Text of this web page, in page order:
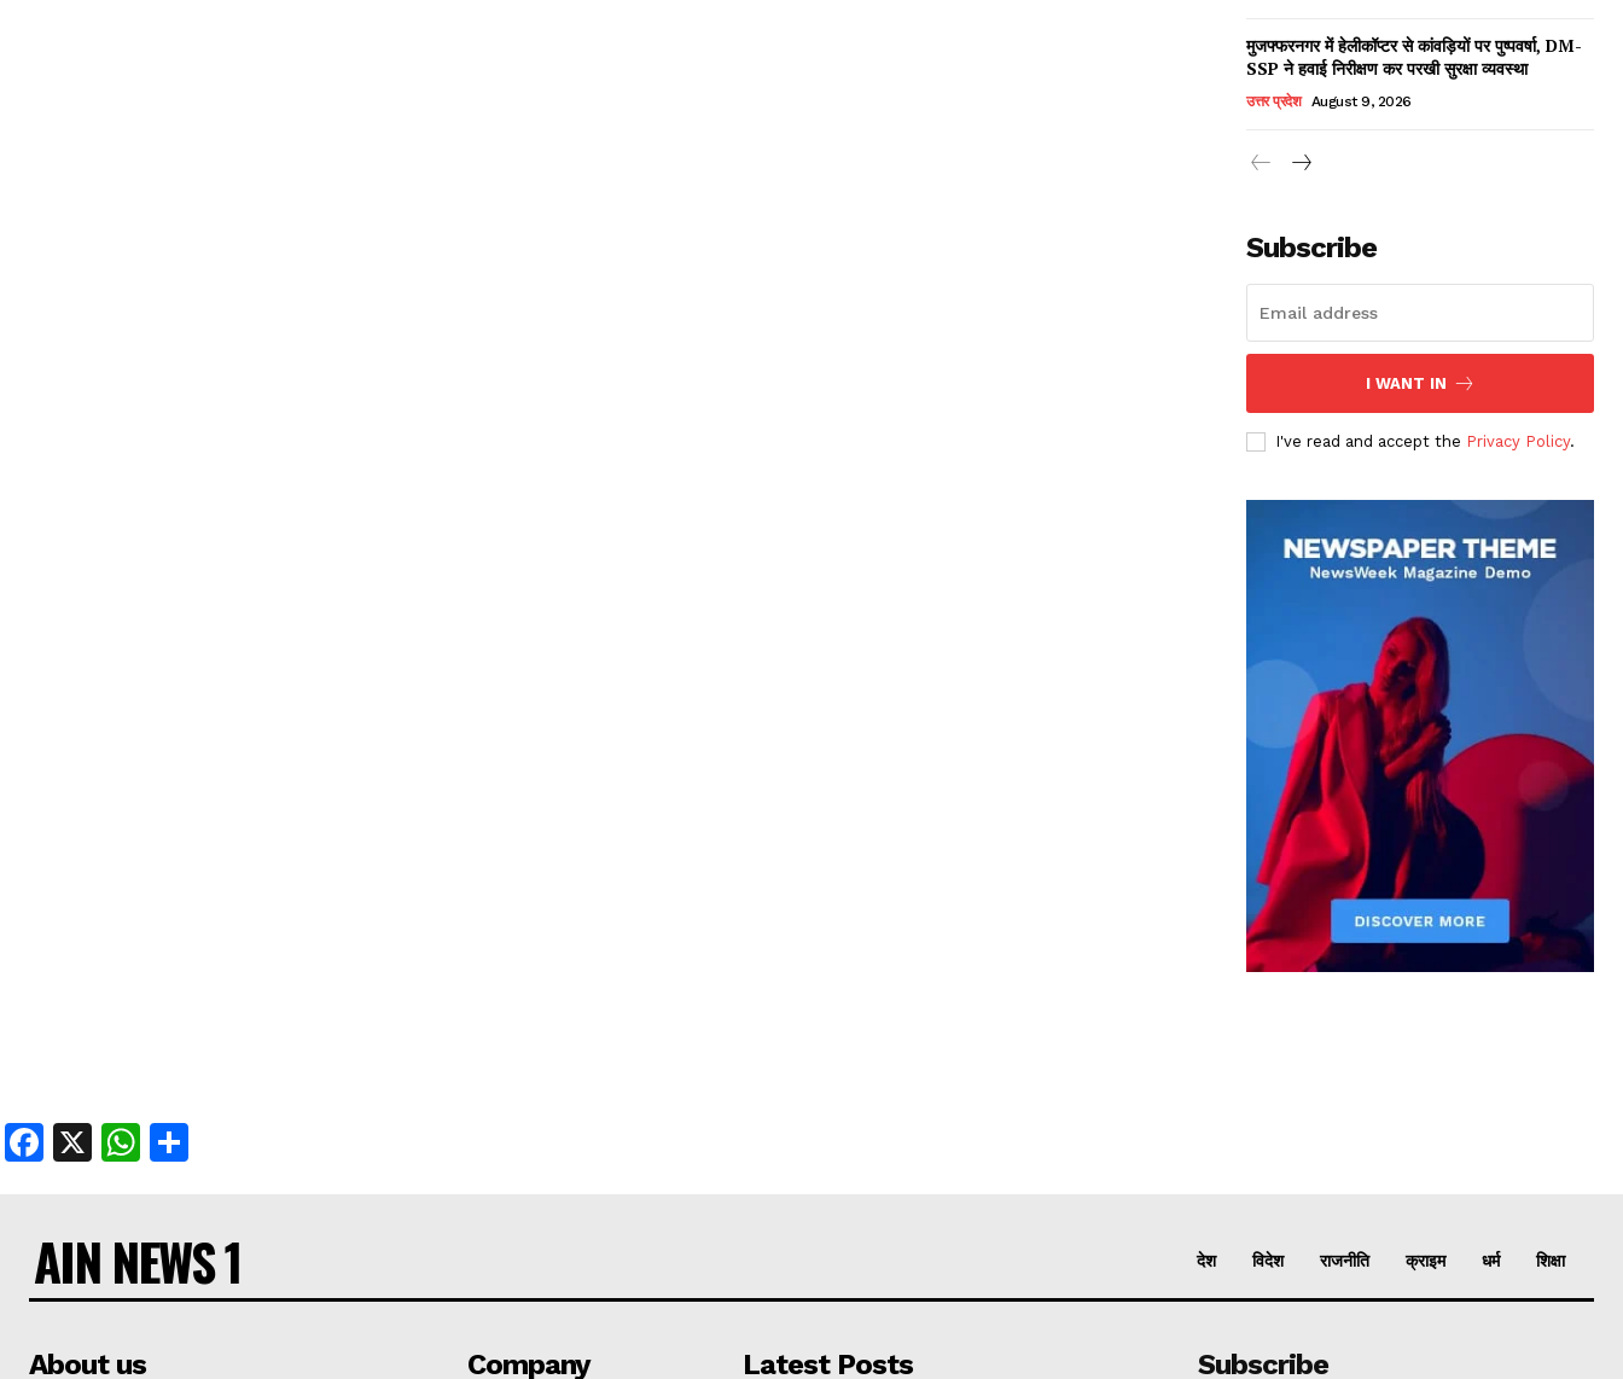
मुजफ्फरनगर में हेलीकॉप्टर से कांवड़ियों पर पुष्पवर्षा, DM-
SSP ने हवाई निरीक्षण कर परखी सुरक्षा व्यवस्था
उत्तर प्रदेश August 9, 2026
Subscribe
I WANT IN
I've read and accept the Privacy Policy.
Facebook
X WhatsApp
AIN NEWS 1 देश विदेश राजनीति क्राइम धर्म शिक्षा
About us Company Latest Posts Subscribe